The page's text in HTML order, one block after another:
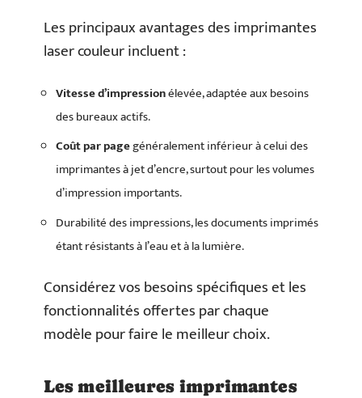
Les principaux avantages des imprimantes
laser couleur incluent :
Vitesse d’impressionélevée, adaptée aux besoins
des bureaux actifs.
Coût par pagegénéralement inférieur à celui des
imprimantes à jet d’encre, surtout pour les volumes
d’impression importants.
Durabilité des impressions, les documents imprimés
étant résistants à l’eau et à la lumière.
Considérez vos besoins spécifiques et les
fonctionnalités offertes par chaque
modèle pour faire le meilleur choix.
Les meilleures imprimantes